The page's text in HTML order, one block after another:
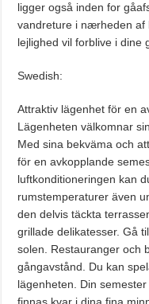
ligger også inden for
vandreture i nærheden af
lejlighed vil forblive i dine
Swedish:
Attraktiv lägenhet för en
Lägenheten välkomnar
Med sina bekväma och
för en avkopplande
luftkonditioneringen kan
rumstemperaturer även
den delvis täckta
grillade delikatesser. Gå
solen. Restauranger och
gångavstånd. Du kan
lägenheten. Din